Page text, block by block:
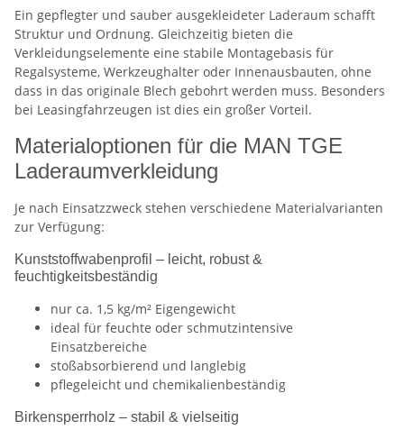
Ein gepflegter und sauber ausgekleideter Laderaum schafft
Struktur und Ordnung. Gleichzeitig bieten die
Verkleidungselemente eine stabile Montagebasis für
Regalsysteme, Werkzeughalter oder Innenausbauten, ohne
dass in das originale Blech gebohrt werden muss. Besonders
bei Leasingfahrzeugen ist dies ein großer Vorteil.
Materialoptionen für die MAN TGE
Laderaumverkleidung
Je nach Einsatzzweck stehen verschiedene Materialvarianten
zur Verfügung:
Kunststoffwabenprofil – leicht, robust &
feuchtigkeitsbeständig
nur ca. 1,5 kg/m² Eigengewicht
ideal für feuchte oder schmutzintensive
Einsatzbereiche
stoßabsorbierend und langlebig
pflegeleicht und chemikalienbeständig
Birkensperrholz – stabil & vielseitig